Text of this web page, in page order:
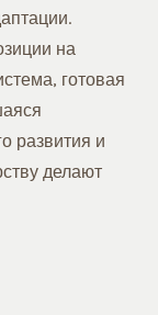
на
готовая
развития и
делают